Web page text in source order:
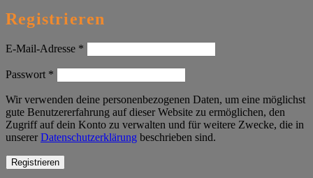
Registrieren
E-Mail-Adresse *
Passwort *
Wir verwenden deine personenbezogenen Daten, um eine möglichst
gute Benutzererfahrung auf dieser Website zu ermöglichen, den
Zugriff auf dein Konto zu verwalten und für weitere Zwecke, die in
unserer Datenschutzerklärung beschrieben sind.
Registrieren